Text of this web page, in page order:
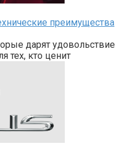
преимущества
дарят удовольствие
тех, кто ценит